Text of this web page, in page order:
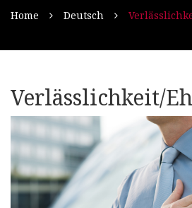
Home Deutsch
Verlässlichkeit/